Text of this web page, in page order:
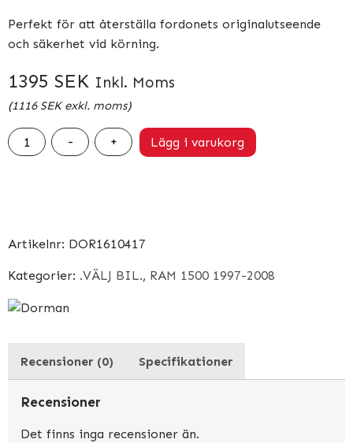
Perfekt för att återställa fordonets originalutseende
och säkerhet vid körning.
1395 SEK Inkl. Moms
(1116 SEKexkl. moms)
-
Bakljus
Höger
(1994–
ej
+ Lägg i varukorg
Artikelnr: DOR1610417
Kategorier: .VÄLJ BIL., RAM 1500 1997-2008
Recensioner (0) Specifikationer
Recensioner
Det finns inga recensioner än.